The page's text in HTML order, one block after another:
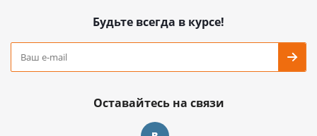
Будьте всегда в курсе!
Оставайтесь на связи